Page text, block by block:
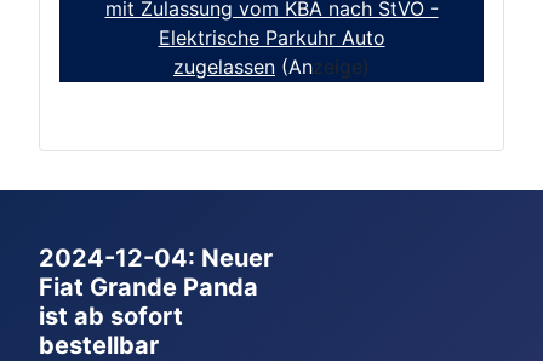
mit Zulassung vom KBA nach StVO -
Elektrische Parkuhr Auto
zugelassen (Anzeige)
2024-12-04: Neuer
Fiat Grande Panda
ist ab sofort
bestellbar